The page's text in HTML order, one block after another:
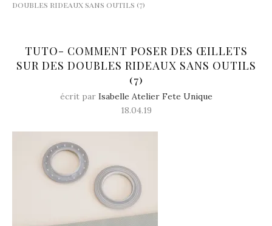
doubles rideaux sans outils (7)
TUTO- COMMENT POSER DES ŒILLETS
SUR DES DOUBLES RIDEAUX SANS OUTILS
(7)
écrit par Isabelle Atelier Fete Unique
18.04.19